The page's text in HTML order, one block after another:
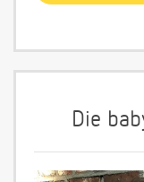
Die